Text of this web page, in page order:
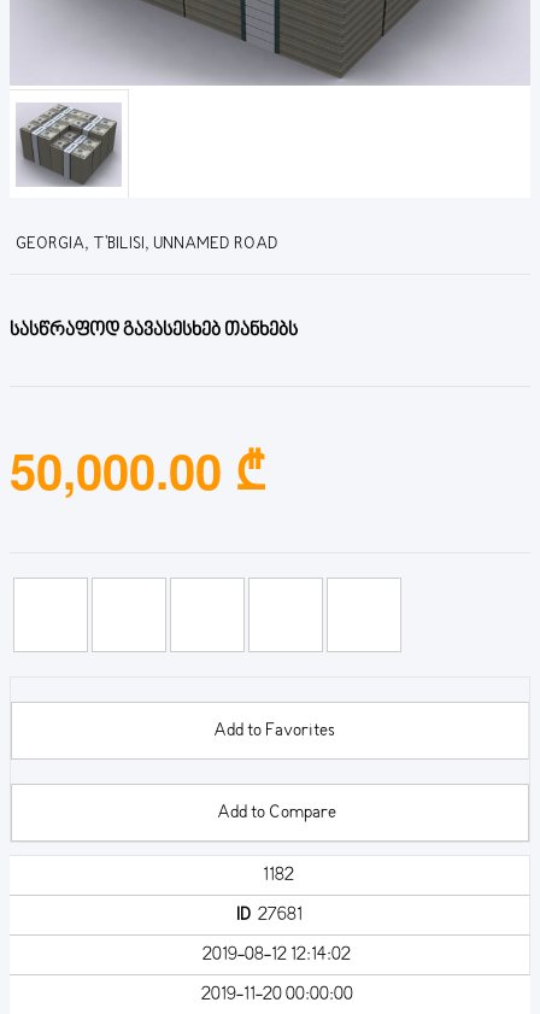
GEORGIA, T'BILISI, UNNAMED ROAD
სასწრაფოდ გავასესხებ თანხებს
50,000.00 ₾
Add to Favorites
Add to Compare
1182
ID 27681
2019-08-12 12:14:02
2019-11-20 00:00:00